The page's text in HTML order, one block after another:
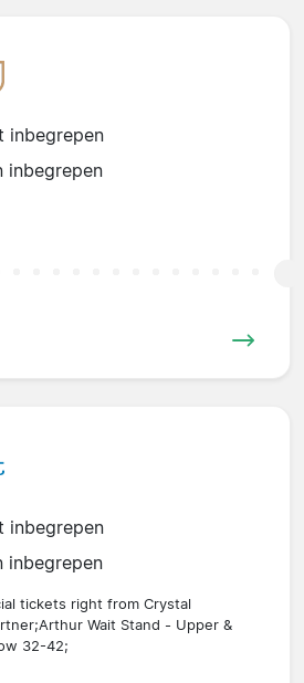
inbegrepen
inbegrepen
inbegrepen
inbegrepen
tickets right from Crystal
Wait Stand - Upper &
32-42;